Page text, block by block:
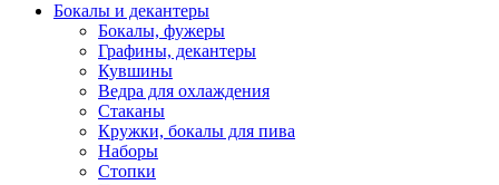
Бокалы и декантеры
Бокалы, фужеры
Графины, декантеры
Кувшины
Ведра для охлаждения
Стаканы
Кружки, бокалы для пива
Наборы
Стопки